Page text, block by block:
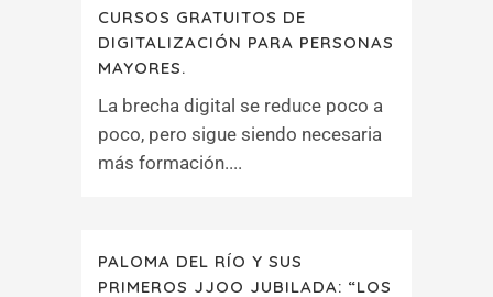
CURSOS GRATUITOS DE
DIGITALIZACIÓN PARA PERSONAS
MAYORES.
La brecha digital se reduce poco a
poco, pero sigue siendo necesaria
más formación....
PALOMA DEL RÍO Y SUS
PRIMEROS JJOO JUBILADA: “LOS